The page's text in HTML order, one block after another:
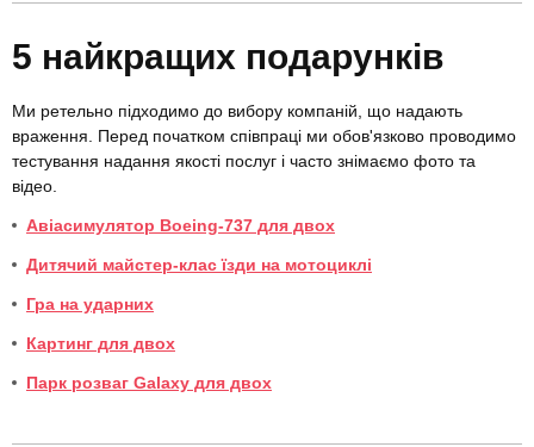
5 найкращих подарунків
Ми ретельно підходимо до вибору компаній, що надають
враження. Перед початком співпраці ми обов'язково проводимо
тестування надання якості послуг і часто знімаємо фото та
відео.
Авіасимулятор Boeing-737 для двох
Дитячий майстер-клас їзди на мотоциклі
Гра на ударних
Картинг для двох
Парк розваг Galaxy для двох